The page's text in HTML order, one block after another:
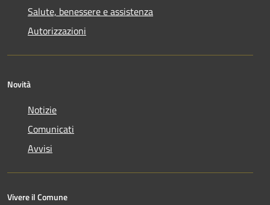
Salute, benessere e assistenza
Autorizzazioni
Novità
Notizie
Comunicati
Avvisi
Vivere il Comune